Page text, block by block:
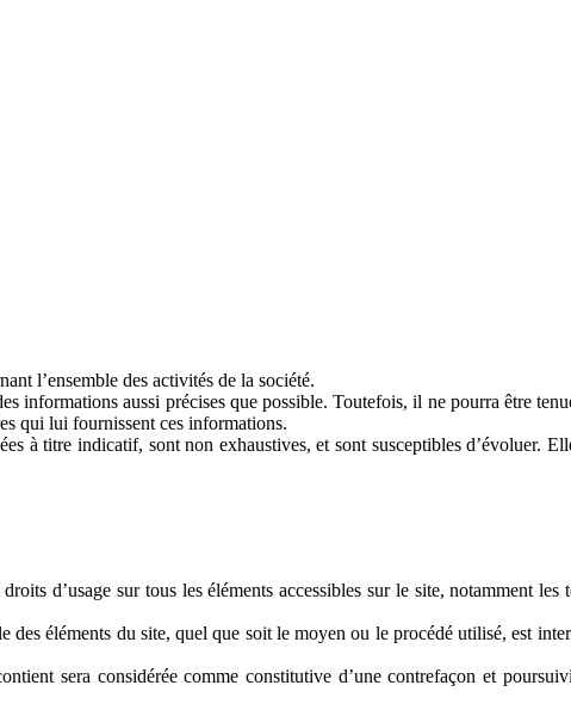
l’ensemble des activités de la société.
informations aussi précises que possible. Toutefois, il ne pourra être
qui lui fournissent ces informations.
à titre indicatif, sont non exhaustives, et sont susceptibles d’évoluer.
d’usage sur tous les éléments accessibles sur le site, notamment les
éléments du site, quel que soit le moyen ou le procédé utilisé, est
sera considérée comme constitutive d’une contrefaçon et